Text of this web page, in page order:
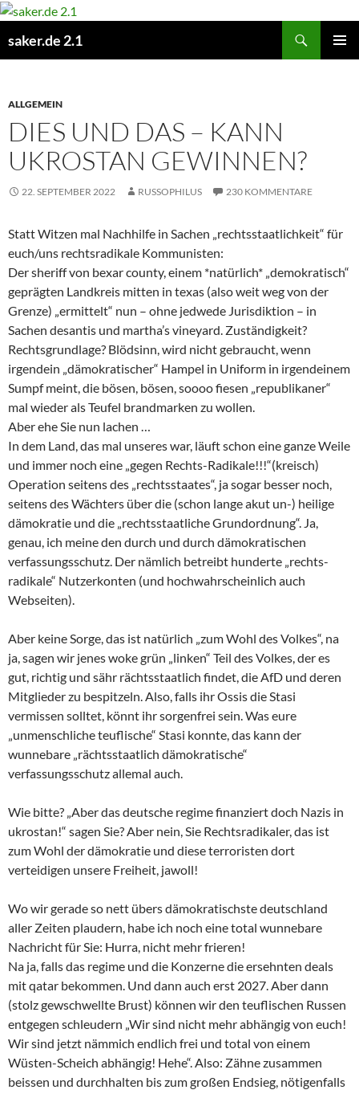
Zum
springen
saker.de 2.1
ALLGEMEIN
DIES UND DAS – KANN
UKROSTAN GEWINNEN?
22. SEPTEMBER 2022 RUSSOPHILUS 230 KOMMENTARE
Statt Witzen mal Nachhilfe in Sachen „rechtsstaatlichkeit“ für
euch/uns rechtsradikale Kommunisten:
Der sheriff von bexar county, einem *natürlich* „demokratisch“
geprägten Landkreis mitten in texas (also weit weg von der
Grenze) „ermittelt“ nun – ohne jedwede Jurisdiktion – in
Sachen desantis und martha’s vineyard. Zuständigkeit?
Rechtsgrundlage? Blödsinn, wird nicht gebraucht, wenn
irgendein „dämokratischer“ Hampel in Uniform in irgendeinem
Sumpf meint, die bösen, bösen, soooo fiesen „republikaner“
mal wieder als Teufel brandmarken zu wollen.
Aber ehe Sie nun lachen …
In dem Land, das mal unseres war, läuft schon eine ganze Weile
und immer noch eine „gegen Rechts-Radikale!!!“(kreisch)
Operation seitens des „rechtsstaates“, ja sogar besser noch,
seitens des Wächters über die (schon lange akut un-) heilige
dämokratie und die „rechtsstaatliche Grundordnung“. Ja,
genau, ich meine den durch und durch dämokratischen
verfassungsschutz. Der nämlich betreibt hunderte „rechts-
radikale“ Nutzerkonten (und hochwahrscheinlich auch
Webseiten).
Aber keine Sorge, das ist natürlich „zum Wohl des Volkes“, na
ja, sagen wir jenes woke grün „linken“ Teil des Volkes, der es
gut, richtig und sähr rächtsstaatlich findet, die AfD und deren
Mitglieder zu bespitzeln. Also, falls ihr Ossis die Stasi
vermissen solltet, könnt ihr sorgenfrei sein. Was eure
„unmenschliche teuflische“ Stasi konnte, das kann der
wunnebare „rächtsstaatlich dämokratische“
verfassungsschutz allemal auch.
Wie bitte? „Aber das deutsche regime finanziert doch Nazis in
ukrostan!“ sagen Sie? Aber nein, Sie Rechtsradikaler, das ist
zum Wohl der dämokratie und diese terroristen dort
verteidigen unsere Freiheit, jawoll!
Wo wir gerade so nett übers dämokratischste deutschland
aller Zeiten plaudern, habe ich noch eine total wunnebare
Nachricht für Sie: Hurra, nicht mehr frieren!
Na ja, falls das regime und die Konzerne die ersehnten deals
mit qatar bekommen. Und dann auch erst 2027. Aber dann
(stolz gewschwellte Brust) können wir den teuflischen Russen
entgegen schleudern „Wir sind nicht mehr abhängig von euch!
Wir sind jetzt nämmich endlich frei und total von einem
Wüsten-Scheich abhängig! Hehe“. Also: Zähne zusammen
beissen und durchhalten bis zum großen Endsieg, nötigenfalls